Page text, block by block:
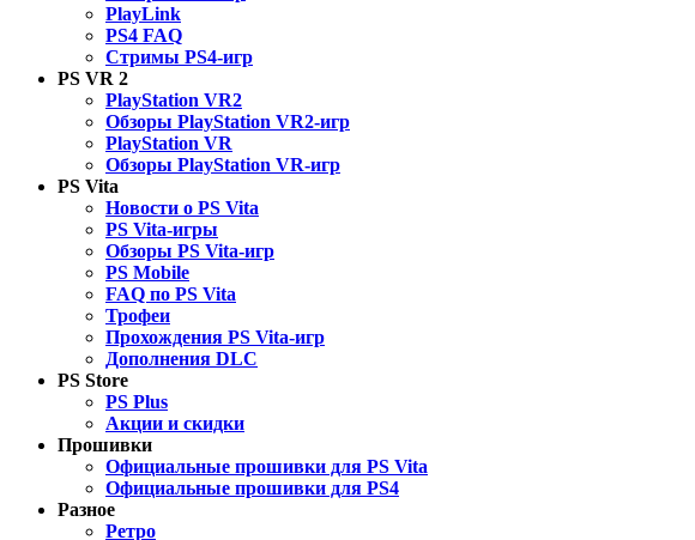
PlayLink
PS4 FAQ
Стримы PS4-игр
PS VR 2
PlayStation VR2
Обзоры PlayStation VR2-игр
PlayStation VR
Обзоры PlayStation VR-игр
PS Vita
Новости о PS Vita
PS Vita-игры
Обзоры PS Vita-игр
PS Mobile
FAQ по PS Vita
Трофеи
Прохождения PS Vita-игр
Дополнения DLC
PS Store
PS Plus
Акции и скидки
Прошивки
Официальные прошивки для PS Vita
Официальные прошивки для PS4
Разное
Ретро